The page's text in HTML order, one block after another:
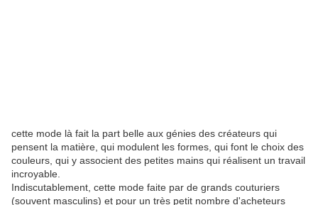
cette mode là fait la part belle aux génies des créateurs qui
pensent la matière, qui modulent les formes, qui font le choix des
couleurs, qui y associent des petites mains qui réalisent un travail
incroyable.
Indiscutablement, cette mode faite par de grands couturiers
(souvent masculins) et pour un très petit nombre d'acheteurs